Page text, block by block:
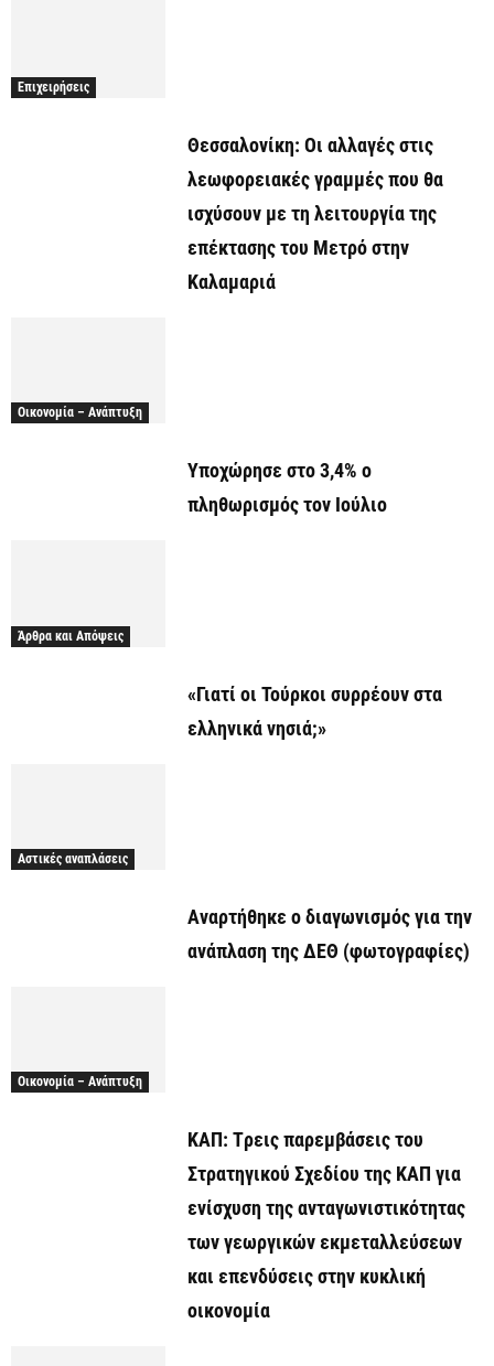
Επιχειρήσεις
Θεσσαλονίκη: Οι αλλαγές στις
λεωφορειακές γραμμές που θα
ισχύσουν με τη λειτουργία της
επέκτασης του Μετρό στην
Καλαμαριά
Οικονομία – Ανάπτυξη
Υποχώρησε στο 3,4% ο
πληθωρισμός τον Ιούλιο
Άρθρα και Απόψεις
«Γιατί οι Τούρκοι συρρέουν στα
ελληνικά νησιά;»
Αστικές αναπλάσεις
Αναρτήθηκε o διαγωνισμός για την
ανάπλαση της ΔΕΘ (φωτογραφίες)
Οικονομία – Ανάπτυξη
ΚΑΠ: Tρεις παρεμβάσεις του
Στρατηγικού Σχεδίου της ΚΑΠ για
ενίσχυση της ανταγωνιστικότητας
των γεωργικών εκμεταλλεύσεων
και επενδύσεις στην κυκλική
οικονομία